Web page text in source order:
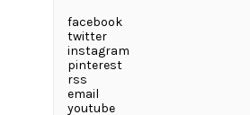
facebook
twitter
instagram
pinterest
rss
email
youtube